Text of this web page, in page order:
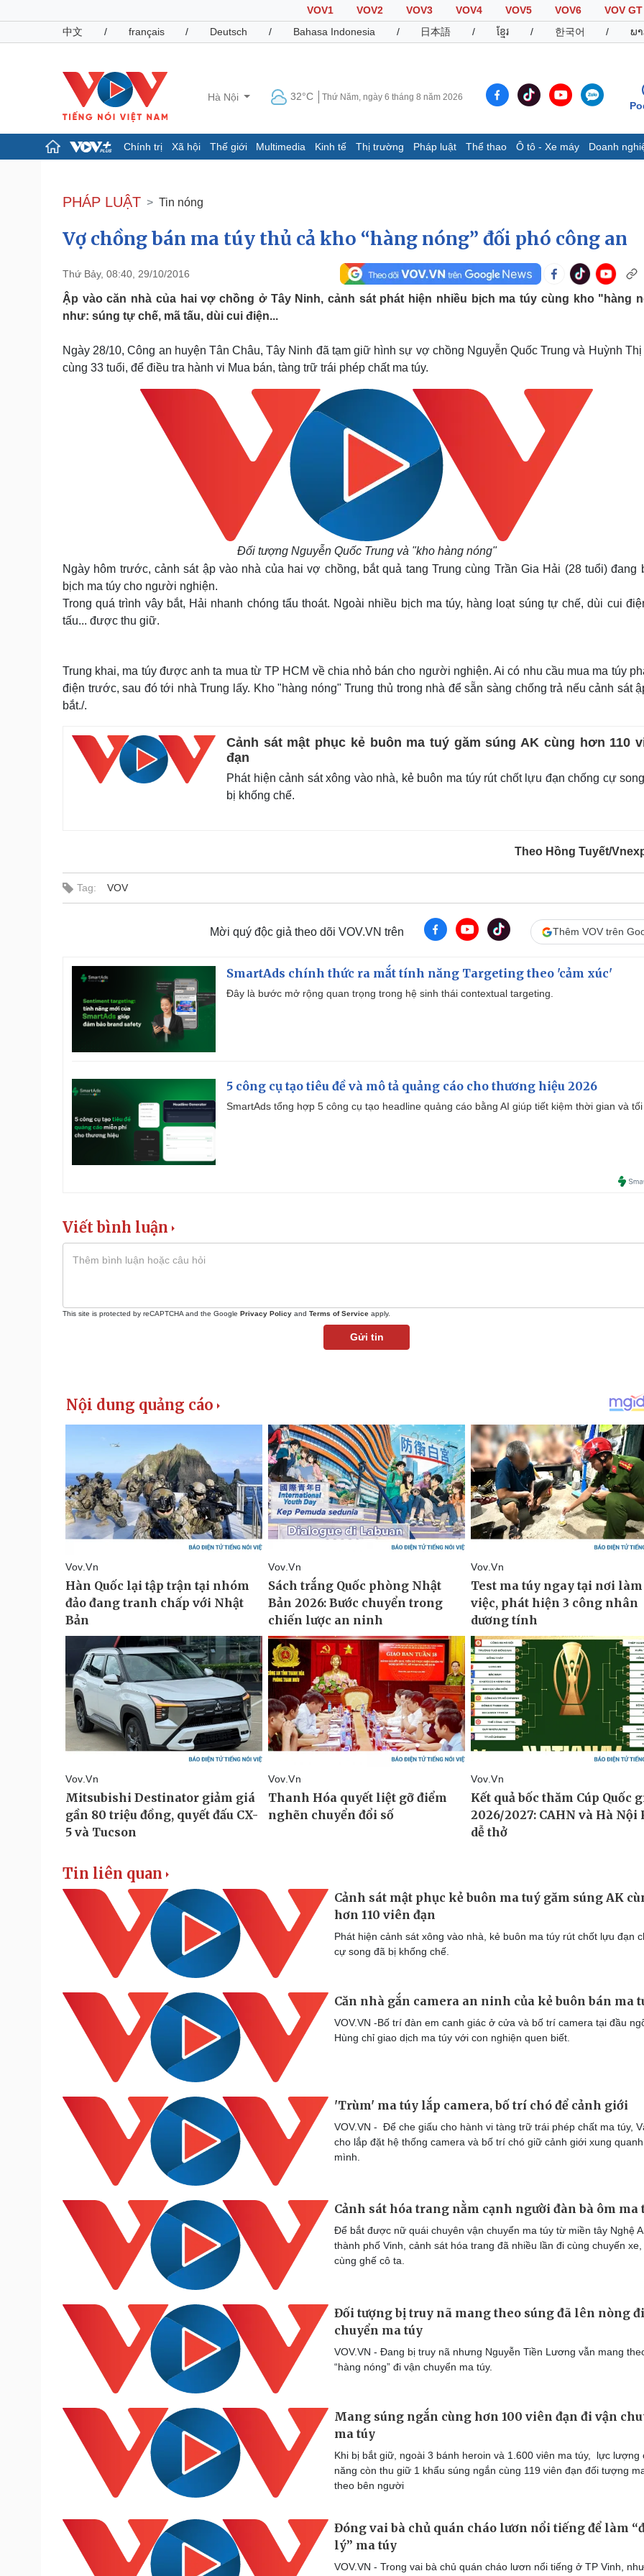
VOV1 VOV2 VOV3 VOV4 VOV5 VOV6
VOV GT
中文
/ français / Deutsch / Bahasa Indonesia / 日本語 / ខ្មែរ / 한국어 / ພ
Hà Nội 32°C Thứ Năm, ngày 6 tháng 8 năm 2026
Chính trị Xã hội Thế giới Multimedia Kinh tế Thị trường Pháp luật Thể thao Ô tô - Xe máy Doanh
Đảng
Tổ chức nhân sự
Nhận diện sự thật
Dấu ấn VOV
E-Magazine
Infographic
Pháp luật
Vụ án
Tư vấn luật
Quân sự - Quốc phòng
Vũ khí
Phân tích
Thể thao
Thế giới thể thao
eSports
Hậu trường
Ô tô - Xe máy
Tư vấn
Dinh dưỡng - món ngon
Đời sống
Nhà đẹp
Tình yêu - Gia đình
Sân khấu - Điện ảnh
Văn học
Âm nhạc
Nghệ sĩ
Thời trang
Sao Việt
PHÁP LUẬT Tin nóng
Vợ chồng bán ma túy thủ cả kho “hàng nóng” đối phó công an
Thứ Bảy, 08:40, 29/10/2016
Ập vào căn nhà của hai vợ chồng ở Tây Ninh, cảnh sát phát hiện nhiều bịch ma túy cùng kho "hàng
như: súng tự chế, mã tấu, dùi cui điện...
Ngày 28/10, Công an huyện Tân Châu, Tây Ninh đã tạm giữ hình sự vợ chồng Nguyễn Quốc Trung và Huỳnh Thị
cùng 33 tuổi, để điều tra hành vi Mua bán, tàng trữ trái phép chất ma túy.
Đối tượng Nguyễn Quốc Trung và "kho hàng nóng"
Ngày hôm trước, cảnh sát ập vào nhà của hai vợ chồng, bắt quả tang Trung cùng Trần Gia Hải (28 tuổi) đang
bịch ma túy cho người nghiện.
Trong quá trình vây bắt, Hải nhanh chóng tẩu thoát. Ngoài nhiều bịch ma túy, hàng loạt súng tự chế, dùi cui
tấu... được thu giữ.
Trung khai, ma túy được anh ta mua từ TP HCM về chia nhỏ bán cho người nghiện. Ai có nhu cầu mua ma túy
điện trước, sau đó tới nhà Trung lấy. Kho "hàng nóng" Trung thủ trong nhà để sẵn sàng chống trả nếu cảnh sát
bắt./.
Cảnh sát mật phục kẻ buôn ma tuý găm súng AK cùng hơn 110
đạn
Phát hiện cảnh sát xông vào nhà, kẻ buôn ma túy rút chốt lựu đạn chống cự
bị khống chế.
Theo Hồng Tuyết/
Tag: VOV
Mời quý độc giả theo dõi VOV.VN trên Thêm VOV trên
SmartAds chính thức ra mắt tính năng Targeting theo 'cảm xúc'
Đây là bước mở rộng quan trọng trong hệ sinh thái contextual targeting.
5 công cụ tạo tiêu đề và mô tả quảng cáo cho thương hiệu 2026
SmartAds tổng hợp 5 công cụ tạo headline quảng cáo bằng AI giúp tiết kiệm thời gian và
Viết bình luận
This site is protected by reCAPTCHA and the Google Privacy Policy and Terms of Service apply.
Gửi tin
Tin liên quan
Cảnh sát mật phục kẻ buôn ma tuý găm súng AK
hơn 110 viên đạn
Phát hiện cảnh sát xông vào nhà, kẻ buôn ma túy rút chốt lựu đạn
cự song đã bị khống chế.
Căn nhà gắn camera an ninh của kẻ buôn bán ma
VOV.VN -Bố trí đàn em canh giác ở cửa và bố trí camera tại đầu
Hùng chỉ giao dịch ma túy với con nghiện quen biết.
'Trùm' ma túy lắp camera, bố trí chó để cảnh giới
VOV.VN - Để che giấu cho hành vi tàng trữ trái phép chất ma túy,
cho lắp đặt hệ thống camera và bố trí chó giữ cảnh giới xung
mình.
Cảnh sát hóa trang nằm cạnh người đàn bà ôm ma
Để bắt được nữ quái chuyên vận chuyển ma túy từ miền tây Nghệ
thành phố Vinh, cảnh sát hóa trang đã nhiều lần đi cùng chuyến
cùng ghế cô ta.
Đối tượng bị truy nã mang theo súng đã lên nòng
chuyển ma túy
VOV.VN - Đang bị truy nã nhưng Nguyễn Tiền Lương vẫn mang
“hàng nóng” đi vận chuyển ma túy.
Mang súng ngắn cùng hơn 100 viên đạn đi vận
ma túy
Khi bị bắt giữ, ngoài 3 bánh heroin và 1.600 viên ma túy, lực lượng
năng còn thu giữ 1 khẩu súng ngắn cùng 119 viên đạn đối tượng
theo bên người
Đóng vai bà chủ quán cháo lươn nổi tiếng để làm
lý” ma túy
VOV.VN - Trong vai bà chủ quán cháo lươn nổi tiếng ở TP Vinh,